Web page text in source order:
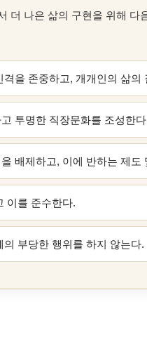
더 나은 삶의 구현을 위해 다
을 존중하고, 개개인의 삶의
투명한 직장문화를 조성한
배제하고, 이에 반하는 제
이를 준수한다.
부당한 행위를 하지 않는다.